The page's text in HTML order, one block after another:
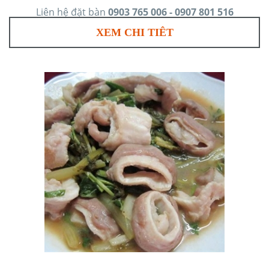
Liên hệ đặt bàn 0903 765 006 - 0907 801 516
XEM CHI TIÊT